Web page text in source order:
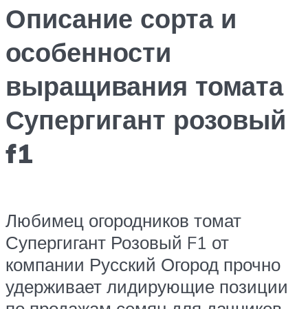
Описание сорта и
особенности
выращивания томата
Супергигант розовый
f1
Любимец огородников томат
Супергигант Розовый F1 от
компании Русский Огород прочно
удерживает лидирующие позиции